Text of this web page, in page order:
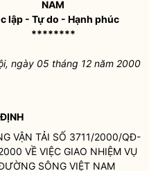
NAM
lập - Tự do - Hạnh phúc
********
ngày 05 tháng 12 năm 2000
VẬN TẢI SỐ 3711/2000/QĐ-
VỀ VIỆC GIAO NHIỆM VỤ
SÔNG VIỆT NAM